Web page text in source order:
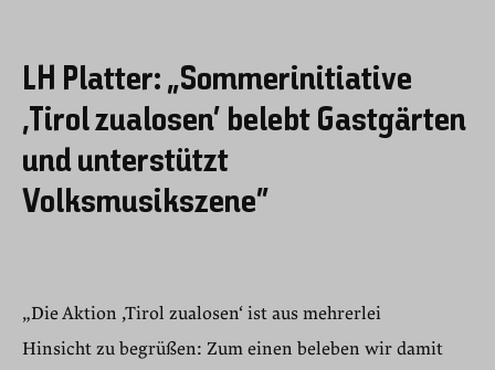
LH Platter: „Sommerinitiative
,Tirol zualosen‘ belebt Gastgärten
und unterstützt
Volksmusikszene“
„Die Aktion ,Tirol zualosen‘ ist aus mehrerlei
Hinsicht zu begrüßen: Zum einen beleben wir damit